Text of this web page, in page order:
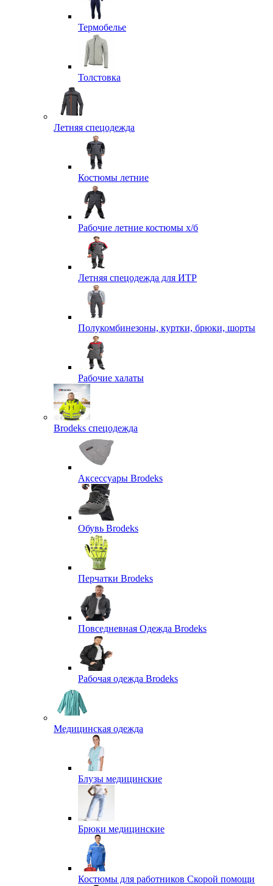
Термобелье
Толстовка
Летняя спецодежда
Костюмы летние
Рабочие летние костюмы х/б
Летняя спецодежда для ИТР
Полукомбинезоны, куртки, брюки, шорты
Рабочие халаты
Brodeks спецодежда
Аксессуары Brodeks
Обувь Brodeks
Перчатки Brodeks
Повседневная Одежда Brodeks
Рабочая одежда Brodeks
Медицинская одежда
Блузы медицинские
Брюки медицинские
Костюмы для работников Скорой помощи